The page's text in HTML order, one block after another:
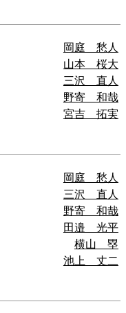
岡庭 愁人
山本 桜大
三沢 直人
野寄 和哉
宮吉 拓実
岡庭 愁人
三沢 直人
野寄 和哉
田邉 光平
横山 塁
池上 丈二